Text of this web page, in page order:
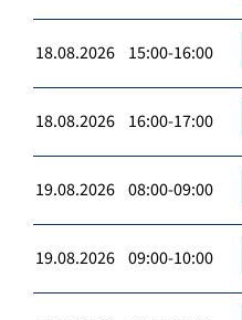
18.08.2026 15:00-16:00
18.08.2026 16:00-17:00
19.08.2026 08:00-09:00
19.08.2026 09:00-10:00